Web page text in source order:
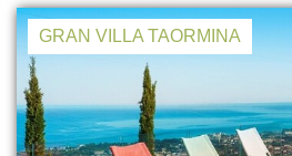
GRAN VILLA TAORMINA